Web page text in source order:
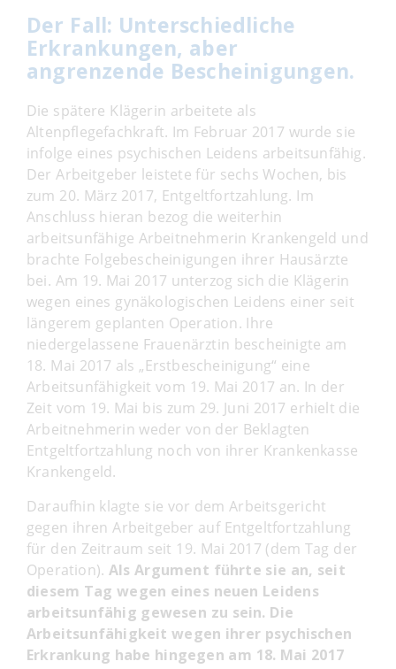
Der Fall: Unterschiedliche
Erkrankungen, aber
angrenzende Bescheinigungen.
Die spätere Klägerin arbeitete als
Altenpflegefachkraft. Im Februar 2017 wurde sie
infolge eines psychischen Leidens arbeitsunfähig.
Der Arbeitgeber leistete für sechs Wochen, bis
zum 20. März 2017, Entgeltfortzahlung. Im
Anschluss hieran bezog die weiterhin
arbeitsunfähige Arbeitnehmerin Krankengeld und
brachte Folgebescheinigungen ihrer Hausärzte
bei. Am 19. Mai 2017 unterzog sich die Klägerin
wegen eines gynäkologischen Leidens einer seit
längerem geplanten Operation. Ihre
niedergelassene Frauenärztin bescheinigte am
18. Mai 2017 als „Erstbescheinigung“ eine
Arbeitsunfähigkeit vom 19. Mai 2017 an. In der
Zeit vom 19. Mai bis zum 29. Juni 2017 erhielt die
Arbeitnehmerin weder von der Beklagten
Entgeltfortzahlung noch von ihrer Krankenkasse
Krankengeld.
Daraufhin klagte sie vor dem Arbeitsgericht
gegen ihren Arbeitgeber auf Entgeltfortzahlung
für den Zeitraum seit 19. Mai 2017 (dem Tag der
Operation). Als Argument führte sie an, seit
diesem Tag wegen eines neuen Leidens
arbeitsunfähig gewesen zu sein. Die
Arbeitsunfähigkeit wegen ihrer psychischen
Erkrankung habe hingegen am 18. Mai 2017